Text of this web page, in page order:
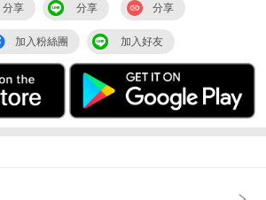
分享 分享 分享
加入粉絲團 加入好友